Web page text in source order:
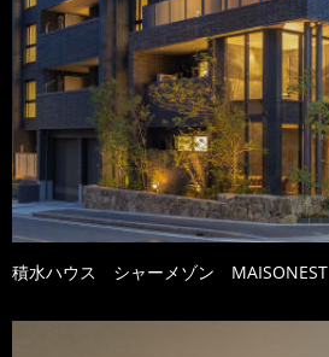
積水ハウス シャーメゾン MAISONEST